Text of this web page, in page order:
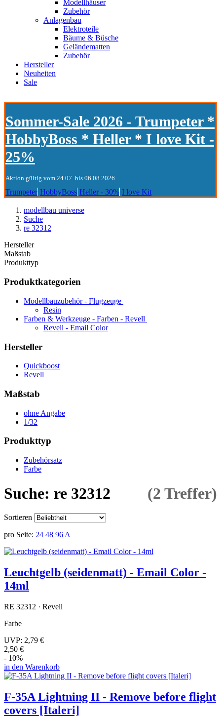
Modellhäuser
Zubehör
Anlagenbau
Elektroteile
Bäume & Büsche
Geländematten
Zubehör
Hersteller
Neuheiten
Sale
Sommer-Sale 2026 - Trumpeter *
HobbyBoss * Heller * I love Kit -
25%
Aktion gültig vom 24.07. bis 06.08.2026
Trumpeter HobbyBoss Heller - 30% I love Kit
modellbau universe
Suche
re 32312
Hersteller
Maßstab
Produkttyp
Produktkategorien
Modellbauzubehör - Flugzeuge
Resin
Farben & Werkzeuge - Farben - Revell
Revell - Email Color
Hersteller
Quickboost
Revell
Maßstab
ohne Angabe
1/32
Produkttyp
Zubehörsatz
Farbe
Suche: re 32312 (2 Treffer)
Sortieren
pro Seite: 24 48 96 A
Leuchtgelb (seidenmatt) - Email Color -
14ml
RE 32312 · Revell
Farbe
UVP: 2,79 €
2,50 €
- 10%
in den Warenkorb
F-35A Lightning II - Remove before flight
covers [Italeri]